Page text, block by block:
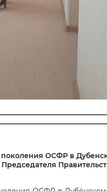
ОСФР в